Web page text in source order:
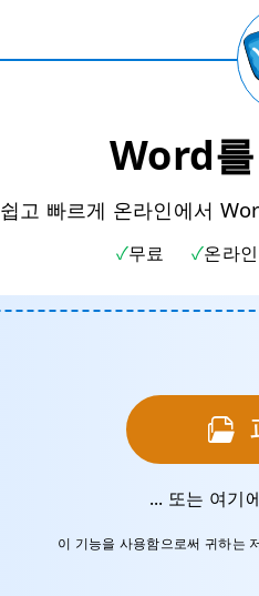
Word
쉽고 빠르게 온라인에서
무료 온라인
... 또는 여기
이 기능을 사용함으로써 귀하는